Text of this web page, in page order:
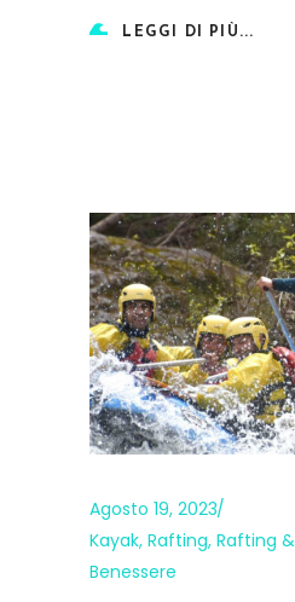
LEGGI DI PIÙ...
Agosto 19, 2023
Kayak, Rafting, Rafting
Benessere